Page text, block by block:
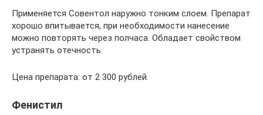
Применяется Совентол наружно тонким слоем. Препарат
хорошо впитывается, при необходимости нанесение
можно повторять через полчаса. Обладает свойством
устранять отечность.
Цена препарата: от 2 300 рублей.
Фенистил